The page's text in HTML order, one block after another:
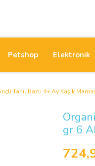
Petshop Elektronik
Tahıl Bazlı 4+ Ay Kaşık
gr 6